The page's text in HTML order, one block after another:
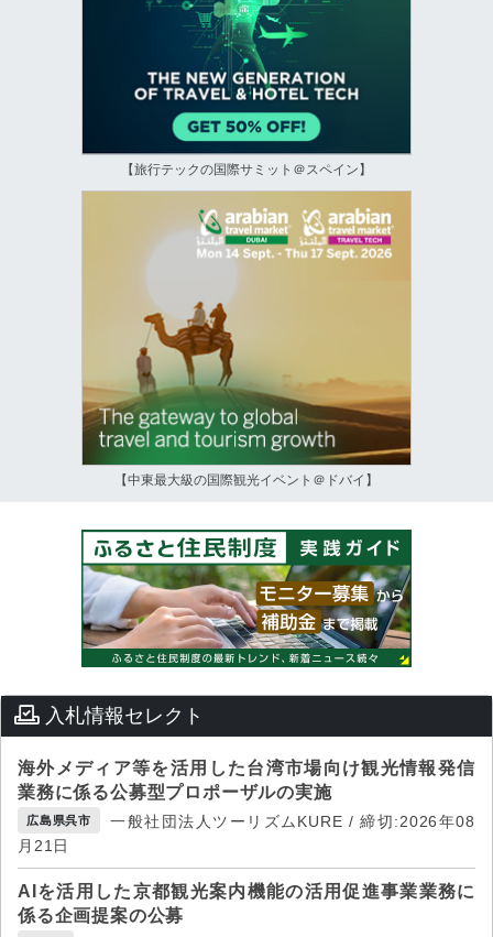
【旅行テックの国際サミット＠スペイン】
【中東最大級の国際観光イベント＠ドバイ】
入札情報セレクト
海外メディア等を活用した台湾市場向け観光情報発信
業務に係る公募型プロポーザルの実施
広島県呉市
一般社団法人ツーリズムKURE / 締切:2026年08
月21日
AIを活用した京都観光案内機能の活用促進事業業務に
係る企画提案の公募